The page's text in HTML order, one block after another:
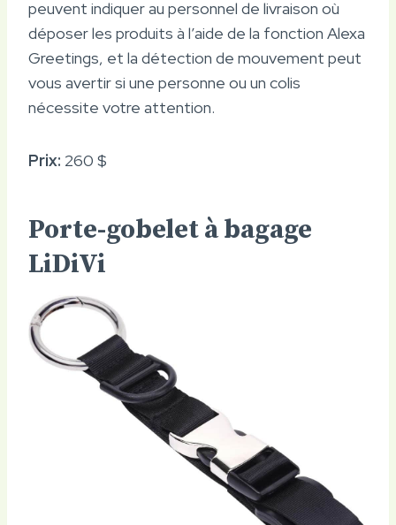
peuvent indiquer au personnel de livraison où
déposer les produits à l’aide de la fonction Alexa
Greetings, et la détection de mouvement peut
vous avertir si une personne ou un colis
nécessite votre attention.
Prix: 260 $
Porte-gobelet à bagage
LiDiVi